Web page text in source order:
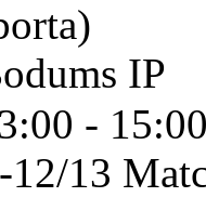
IP
- 15:00
12/13